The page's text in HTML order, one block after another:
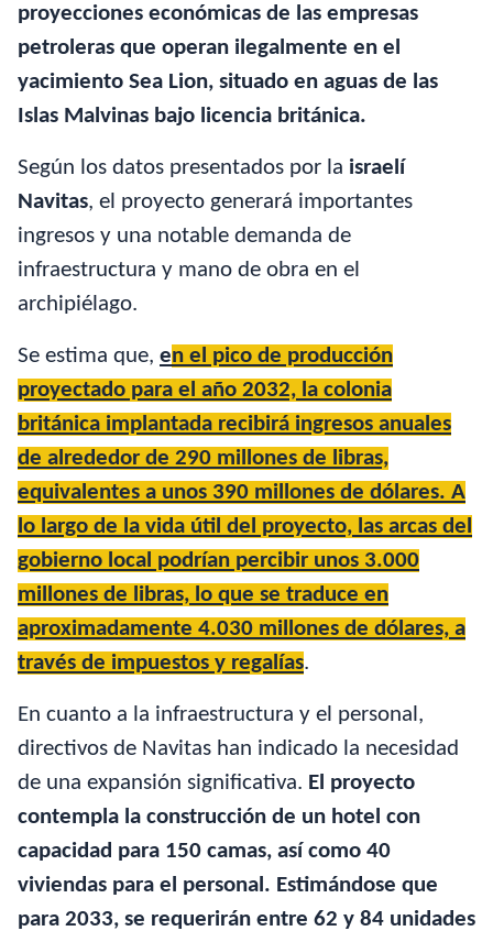
proyecciones económicas de las empresas
petroleras que operan ilegalmente en el
yacimiento Sea Lion, situado en aguas de las
Islas Malvinas bajo licencia británica.
Según los datos presentados por la israelí
Navitas, el proyecto generará importantes
ingresos y una notable demanda de
infraestructura y mano de obra en el
archipiélago.
Se estima que, en el pico de producción
proyectado para el año 2032, la colonia
británica implantada recibirá ingresos anuales
de alrededor de 290 millones de libras,
equivalentes a unos 390 millones de dólares. A
lo largo de la vida útil del proyecto, las arcas del
gobierno local podrían percibir unos 3.000
millones de libras, lo que se traduce en
aproximadamente 4.030 millones de dólares, a
través de impuestos y regalías.
En cuanto a la infraestructura y el personal,
directivos de Navitas han indicado la necesidad
de una expansión significativa. El proyecto
contempla la construcción de un hotel con
capacidad para 150 camas, así como 40
viviendas para el personal. Estimándose que
para 2033, se requerirán entre 62 y 84 unidades